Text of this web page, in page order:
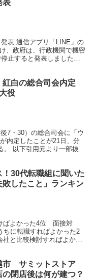
表
表 通信アプリ「LINE」の
、政府は、行政機関で機密
止すると発表しました。
紅白の総合司会内定
役
7・30）の総合司会に「ウ
内定したことが21日、分
。 以下引用元より一部抜
！30代転職組に聞いた
敗したこと」ランキン
ばよかった4位 面接対
に転職すればよかった2
と比較検討すればよかっ
市 サミットストア
の閉店後は何が建つ？